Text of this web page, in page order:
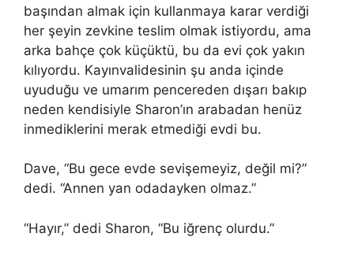
başından almak için kullanmaya karar verdiği
her şeyin zevkine teslim olmak istiyordu, ama
arka bahçe çok küçüktü, bu da evi çok yakın
kılıyordu. Kayınvalidesinin şu anda içinde
uyuduğu ve umarım pencereden dışarı bakıp
neden kendisiyle Sharon’ın arabadan henüz
inmediklerini merak etmediği evdi bu.
Dave, “Bu gece evde sevişemeyiz, değil mi?”
dedi. “Annen yan odadayken olmaz.”
“Hayır,” dedi Sharon, “Bu iğrenç olurdu.”